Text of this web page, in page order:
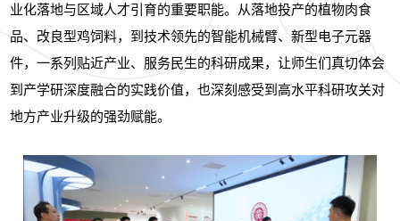
业化落地与区域人才引育的重要职能。从落地投产的植物肉食
品、改良型鸡饲料，到技术领先的智能机械臂、新型电子元器
件，一系列贴近产业、服务民生的科研成果，让师生们真切体会
到产学研深度融合的实践价值，也深刻感受到高水平科研攻关对
地方产业升级的强劲赋能。